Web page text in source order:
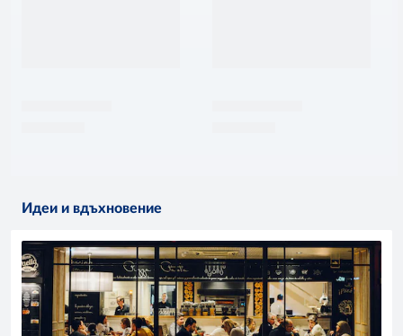
Идеи и вдъхновение